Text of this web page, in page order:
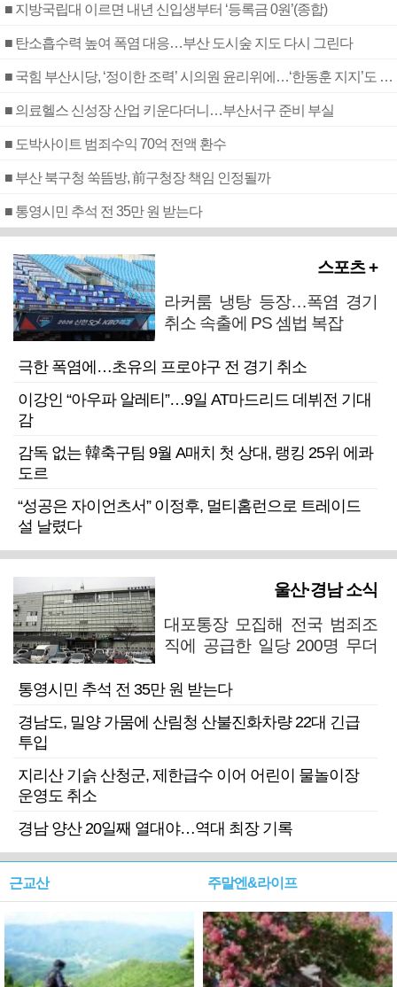
■ 지방국립대 이르면 내년 신입생부터 ‘등록금 0원’(종합)
■ 탄소흡수력 높여 폭염 대응…부산 도시숲 지도 다시 그린다
■ 국힘 부산시당, ‘정이한 조력’ 시의원 윤리위에…‘한동훈 지지’도 신고접수
■ 의료헬스 신성장 산업 키운다더니…부산서구 준비 부실
■ 도박사이트 범죄수익 70억 전액 환수
■ 부산 북구청 쑥뜸방, 前구청장 책임 인정될까
■ 통영시민 추석 전 35만 원 받는다
스포츠 +
라커룸 냉탕 등장…폭염 경기
취소 속출에 PS 셈법 복잡
극한 폭염에…초유의 프로야구 전 경기 취소
이강인 “아우파 알레티”…9일 AT마드리드 데뷔전 기대
감
감독 없는 韓축구팀 9월 A매치 첫 상대, 랭킹 25위 에콰
도르
“성공은 자이언츠서” 이정후, 멀티홈런으로 트레이드
설 날렸다
울산·경남 소식
대포통장 모집해 전국 범죄조
직에 공급한 일당 200명 무더
통영시민 추석 전 35만 원 받는다
경남도, 밀양 가뭄에 산림청 산불진화차량 22대 긴급
투입
지리산 기슭 산청군, 제한급수 이어 어린이 물놀이장
운영도 취소
경남 양산 20일째 열대야…역대 최장 기록
근교산 주말엔&라이프